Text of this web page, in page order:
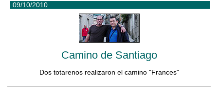
09/10/2010
Camino de Santiago
Dos totarenos realizaron el camino "Frances"